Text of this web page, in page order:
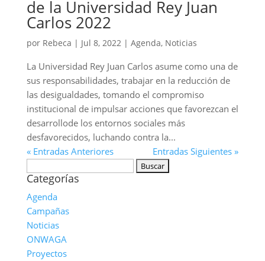
de la Universidad Rey Juan
Carlos 2022
por Rebeca | Jul 8, 2022| Agenda, Noticias
La Universidad Rey Juan Carlos asume como una de
sus responsabilidades, trabajar en la reducción de
las desigualdades, tomando el compromiso
institucional de impulsar acciones que favorezcan el
desarrollode los entornos sociales más
desfavorecidos, luchando contra la...
« Entradas Anteriores
Entradas Siguientes »
Categorías
Agenda
Campañas
Noticias
ONWAGA
Proyectos